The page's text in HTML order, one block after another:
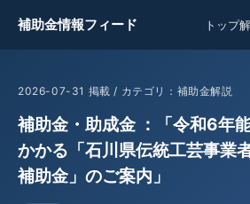
補助金情報フィード トップ
2026-07-31 掲載 / カテゴリ：補助金解説
補助金・助成金 ：「令和6年
かかる「石川県伝統工芸事業
補助金」のご案内」